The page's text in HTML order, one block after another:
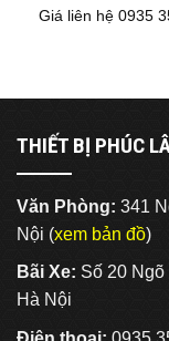
Giá liên hệ 0935
THIẾT BỊ PHÚC
Văn Phòng: 341
Nội (xem bản đồ)
Bãi Xe: Số 20
Hà Nội